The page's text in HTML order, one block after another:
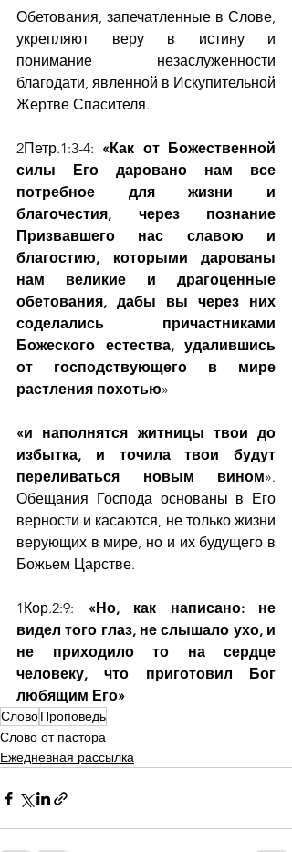
Обетования, запечатленные в Слове,
укрепляют веру в истину и
понимание незаслуженности
благодати, явленной в Искупительной
Жертве Спасителя.
2Петр.1:3-4: «Как от Божественной
силы Его даровано нам все
потребное для жизни и
благочестия, через познание
Призвавшего нас славою и
благостию, которыми дарованы
нам великие и драгоценные
обетования, дабы вы через них
соделались причастниками
Божеского естества, удалившись
от господствующего в мире
растления похотью»
«и наполнятся житницы твои до
избытка, и точила твои будут
переливаться новым вином».
Обещания Господа основаны в Его
верности и касаются, не только жизни
верующих в мире, но и их будущего в
Божьем Царстве.
1Кор.2:9: «Но, как написано: не
видел того глаз, не слышало ухо, и
не приходило то на сердце
человеку, что приготовил Бог
любящим Его»
СловоПроповедь
Слово от пастора
Ежедневная рассылка